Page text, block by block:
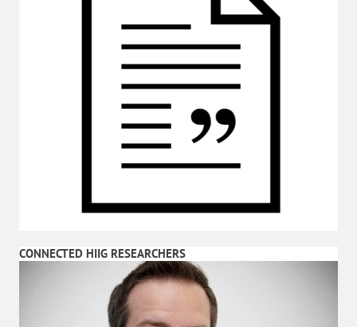
CONNECTED HIIG RESEARCHERS